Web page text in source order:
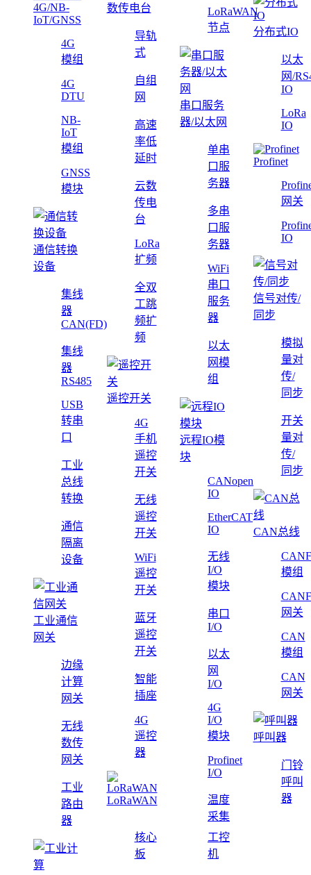
4G/NB-
IoT/GNSS
4G
模组
4G
DTU
NB-
IoT
模组
GNSS
模块
通信转换
设备
集线
器
CAN(FD)
集线
器
RS485
USB
转串
口
工业
总线
转换
通信
隔离
设备
工业通信
网关
边缘
计算
网关
无线
数传
网关
工业
路由
器
数传电台
导轨
式
自组
网
高速
率低
延时
云数
传电
台
LoRa
扩频
全双
工跳
频扩
频
遥控开关
4G
手机
遥控
开关
无线
遥控
开关
WiFi
遥控
开关
蓝牙
遥控
开关
智能
插座
4G
遥控
器
LoRaWAN
LoRaWAN
节点
串口服务
器/以太网
单串
口服
务器
多串
口服
务器
WiFi
串口
服务
器
以太
网模
组
远程IO模
块
CANopen
IO
EtherCAT
IO
无线
I/O
模块
串口
I/O
以太
网
I/O
4G
I/O
模块
Profinet
I/O
温度
采集
分布式IO
以太
网/
IO
LoRa
IO
Profinet
网关
IO
信号对传/
同步
模拟
量对
传/
同步
开关
量对
传/
同步
CAN总线
模组
网关
CAN
模组
CAN
网关
呼叫器
门铃
呼叫
器
核心
板
工控
机